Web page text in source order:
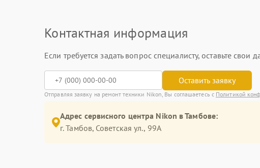
Контактная информация
Если требуется задать вопрос специалисту, оставьте
Оставить заявку
Отправляя заявку на ремонт техники Nikon, Вы соглашаетесь с Политикой
Адрес сервисного центра Nikon в Тамбове:
г. Тамбов, Советская ул., 99А